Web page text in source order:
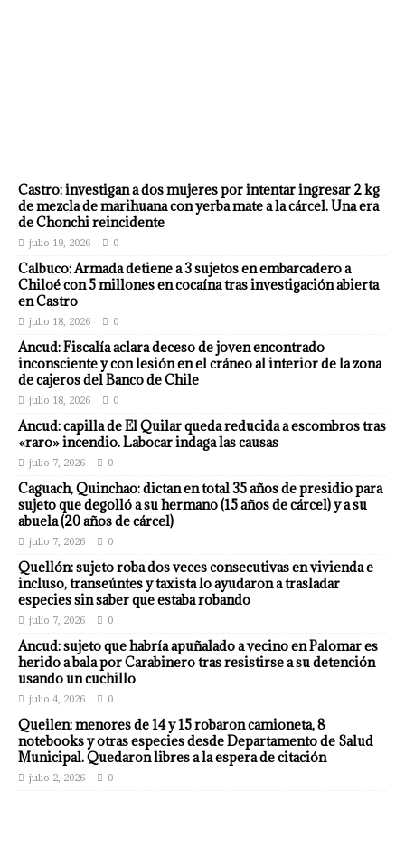
Castro: investigan a dos mujeres por intentar ingresar 2 kg
de mezcla de marihuana con yerba mate a la cárcel. Una era
de Chonchi reincidente
julio 19, 2026 0
Calbuco: Armada detiene a 3 sujetos en embarcadero a
Chiloé con 5 millones en cocaína tras investigación abierta
en Castro
julio 18, 2026 0
Ancud: Fiscalía aclara deceso de joven encontrado
inconsciente y con lesión en el cráneo al interior de la zona
de cajeros del Banco de Chile
julio 18, 2026 0
Ancud: capilla de El Quilar queda reducida a escombros tras
«raro» incendio. Labocar indaga las causas
julio 7, 2026 0
Caguach, Quinchao: dictan en total 35 años de presidio para
sujeto que degolló a su hermano (15 años de cárcel) y a su
abuela (20 años de cárcel)
julio 7, 2026 0
Quellón: sujeto roba dos veces consecutivas en vivienda e
incluso, transeúntes y taxista lo ayudaron a trasladar
especies sin saber que estaba robando
julio 7, 2026 0
Ancud: sujeto que habría apuñalado a vecino en Palomar es
herido a bala por Carabinero tras resistirse a su detención
usando un cuchillo
julio 4, 2026 0
Queilen: menores de 14 y 15 robaron camioneta, 8
notebooks y otras especies desde Departamento de Salud
Municipal. Quedaron libres a la espera de citación
julio 2, 2026 0